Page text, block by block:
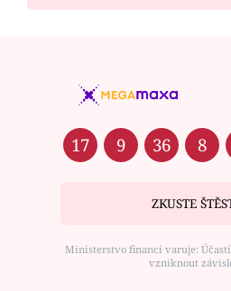
17 9 36 8
ZKUSTE
Ministerstvo financí varuje:
vzniknout